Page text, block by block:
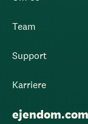
Team
Support
Karriere